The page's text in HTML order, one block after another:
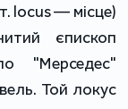
locus — місце)
єпископ
"Мерседес"
Той локус